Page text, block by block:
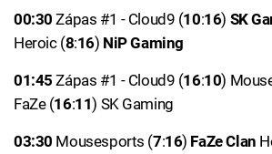
00:30 Zápas #1 - Cloud9 (10:16) SK
Heroic (8:16) NiP Gaming
01:45 Zápas #1 - Cloud9 (16:10)
FaZe (16:11) SK Gaming
03:30 Mousesports (7:16) FaZe Clan